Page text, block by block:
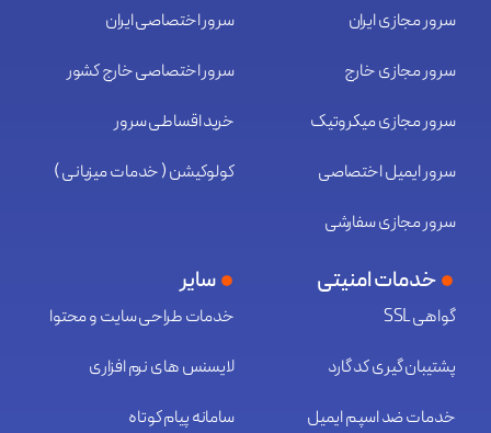
سرور مجازی ایران
سرور مجازی خارج
سرور مجازی میکروتیک
سرور ایمیل اختصاصی
سرور مجازی سفارشی
سرور اختصاصی ایران
سرور اختصاصی خارج کشور
خرید اقساطی سرور
کولوکیشن ( خدمات میزبانی )
خدمات امنیتی
گواهی SSL
پشتیبان گیری کد گارد
خدمات ضد اسپم ایمیل
سایر
خدمات طراحی سایت و محتوا
لایسنس های نرم افزاری
سامانه پیام کوتاه